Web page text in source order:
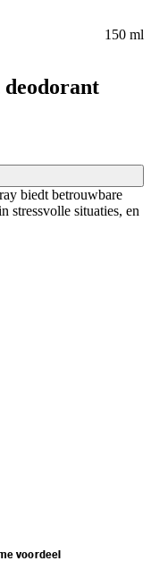
150 ml
biedt betrouwbare
stressvolle situaties, en
voordeel